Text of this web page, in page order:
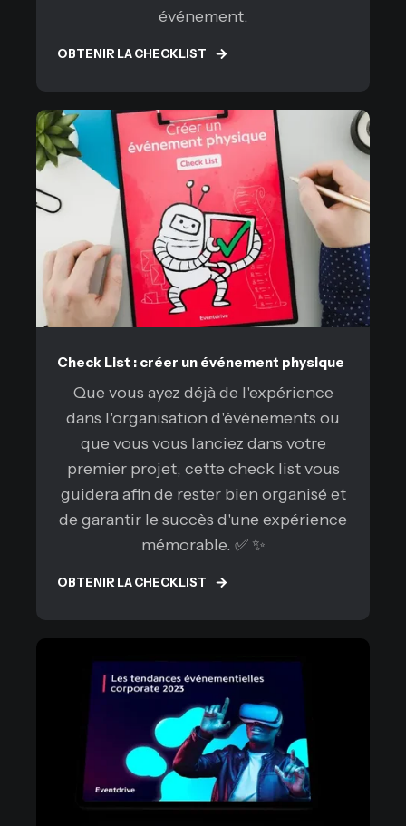
événement.
OBTENIR LA CHECKLIST
Check List : créer un événement physique
Que vous ayez déjà de l'expérience
dans l'organisation d'événements ou
que vous vous lanciez dans votre
premier projet, cette check list vous
guidera afin de rester bien organisé et
de garantir le succès d'une expérience
mémorable. ✅ ✨
OBTENIR LA CHECKLIST